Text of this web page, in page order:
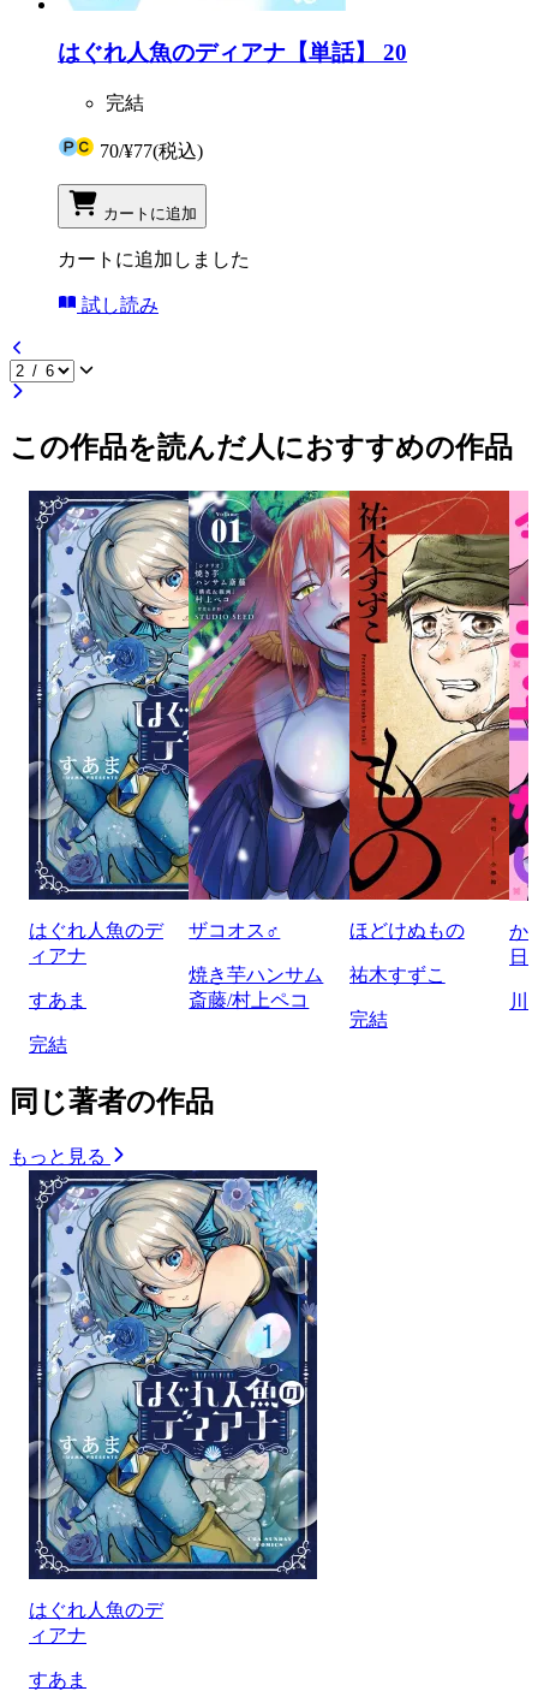
はぐれ人魚のディアナ【単話】 20
完結
70/¥77(税込)
カートに追加
カートに追加しました
試し読み
この作品を読んだ人におすすめの作品
はぐれ人魚のデ
ィアナ
すあま
完結
ザコオス♂
焼き芋ハンサム
斎藤/村上ペコ
ほどけぬもの
祐木すずこ
完結
か
日
川
同じ著者の作品
もっと見る
はぐれ人魚のデ
ィアナ
すあま